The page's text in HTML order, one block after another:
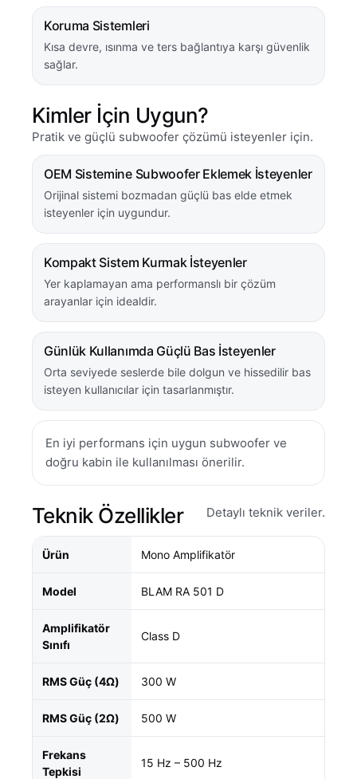
Koruma Sistemleri
Kısa devre, ısınma ve ters bağlantıya karşı güvenlik
sağlar.
Kimler İçin Uygun?
Pratik ve güçlü subwoofer çözümü isteyenler için.
OEM Sistemine Subwoofer Eklemek İsteyenler
Orijinal sistemi bozmadan güçlü bas elde etmek
isteyenler için uygundur.
Kompakt Sistem Kurmak İsteyenler
Yer kaplamayan ama performanslı bir çözüm
arayanlar için idealdir.
Günlük Kullanımda Güçlü Bas İsteyenler
Orta seviyede seslerde bile dolgun ve hissedilir bas
isteyen kullanıcılar için tasarlanmıştır.
En iyi performans için uygun subwoofer ve
doğru kabin ile kullanılması önerilir.
Teknik Özellikler Detaylı teknik veriler.
Ürün Mono Amplifikatör
Model BLAM RA 501 D
Amplifikatör
Sınıfı
Class D
RMS Güç (4Ω) 300 W
RMS Güç (2Ω) 500 W
Frekans
Tepkisi
15 Hz – 500 Hz